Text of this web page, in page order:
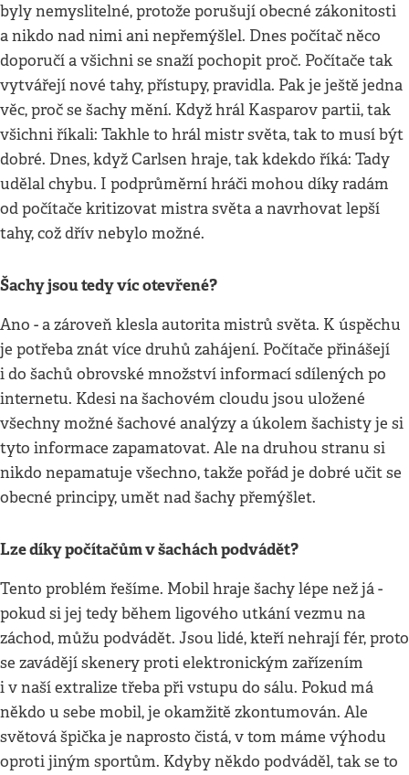
byly nemyslitelné, protože porušují obecné zákonitosti
a nikdo nad nimi ani nepřemýšlel. Dnes počítač něco
doporučí a všichni se snaží pochopit proč. Počítače tak
vytvářejí nové tahy, přístupy, pravidla. Pak je ještě jedna
věc, proč se šachy mění. Když hrál Kasparov partii, tak
všichni říkali: Takhle to hrál mistr světa, tak to musí být
dobré. Dnes, když Carlsen hraje, tak kdekdo říká: Tady
udělal chybu. I podprůměrní hráči mohou díky radám
od počítače kritizovat mistra světa a navrhovat lepší
tahy, což dřív nebylo možné.
Šachy jsou tedy víc otevřené?
Ano - a zároveň klesla autorita mistrů světa. K úspěchu
je potřeba znát více druhů zahájení. Počítače přinášejí
i do šachů obrovské množství informací sdílených po
internetu. Kdesi na šachovém cloudu jsou uložené
všechny možné šachové analýzy a úkolem šachisty je si
tyto informace zapamatovat. Ale na druhou stranu si
nikdo nepamatuje všechno, takže pořád je dobré učit se
obecné principy, umět nad šachy přemýšlet.
Lze díky počítačům v šachách podvádět?
Tento problém řešíme. Mobil hraje šachy lépe než já -
pokud si jej tedy během ligového utkání vezmu na
záchod, můžu podvádět. Jsou lidé, kteří nehrají fér, proto
se zavádějí skenery proti elektronickým zařízením
i v naší extralize třeba při vstupu do sálu. Pokud má
někdo u sebe mobil, je okamžitě zkontumován. Ale
světová špička je naprosto čistá, v tom máme výhodu
oproti jiným sportům. Kdyby někdo podváděl, tak se to